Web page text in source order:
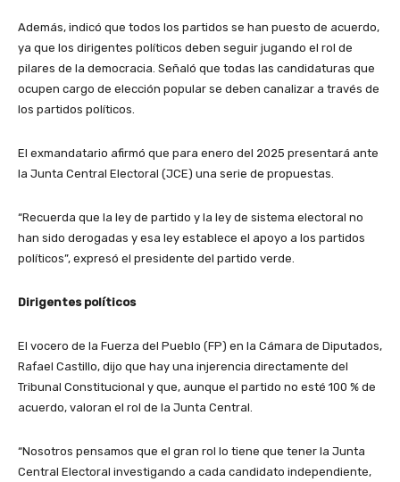
Además, indicó que todos los partidos se han puesto de acuerdo,
ya que los dirigentes políticos deben seguir jugando el rol de
pilares de la democracia. Señaló que todas las candidaturas que
ocupen cargo de elección popular se deben canalizar a través de
los partidos políticos.
El exmandatario afirmó que para enero del 2025 presentará ante
la Junta Central Electoral (JCE) una serie de propuestas.
“Recuerda que la ley de partido y la ley de sistema electoral no
han sido derogadas y esa ley establece el apoyo a los partidos
políticos”, expresó el presidente del partido verde.
Dirigentes políticos
El vocero de la Fuerza del Pueblo (FP) en la Cámara de Diputados,
Rafael Castillo, dijo que hay una injerencia directamente del
Tribunal Constitucional y que, aunque el partido no esté 100 % de
acuerdo, valoran el rol de la Junta Central.
“Nosotros pensamos que el gran rol lo tiene que tener la Junta
Central Electoral investigando a cada candidato independiente,